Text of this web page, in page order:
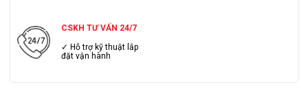
CSKH TƯ VẤN 24/7
✓ Hỗ trợ kỹ thuật lắp
đặt vận hành